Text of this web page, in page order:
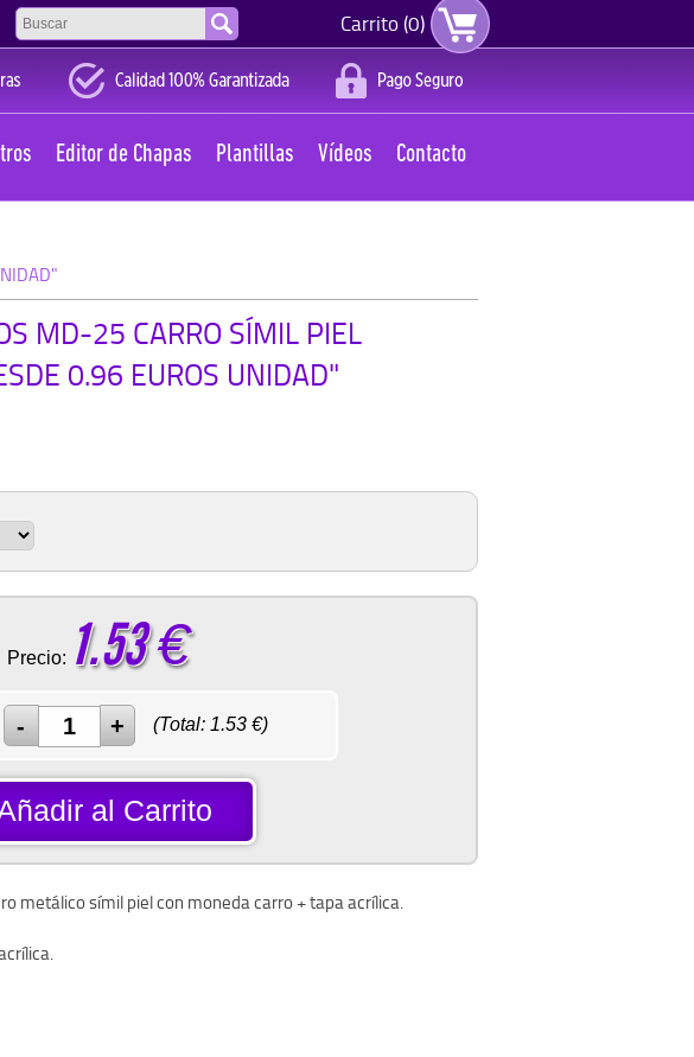
Carrito (0)
Editor de Chapas Plantillas Vídeos Contacto
MD-25 CARRO SÍMIL PIEL
0.96 EUROS UNIDAD"
Precio: 1.53€
(Total: 1.53€)
al Carrito
metálico símil piel con moneda carro + tapa acrílica.